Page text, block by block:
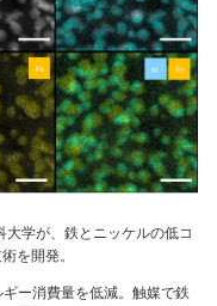
大学が、鉄とニッケルの低コ
を開発。
ー消費量を低減。触媒で鉄